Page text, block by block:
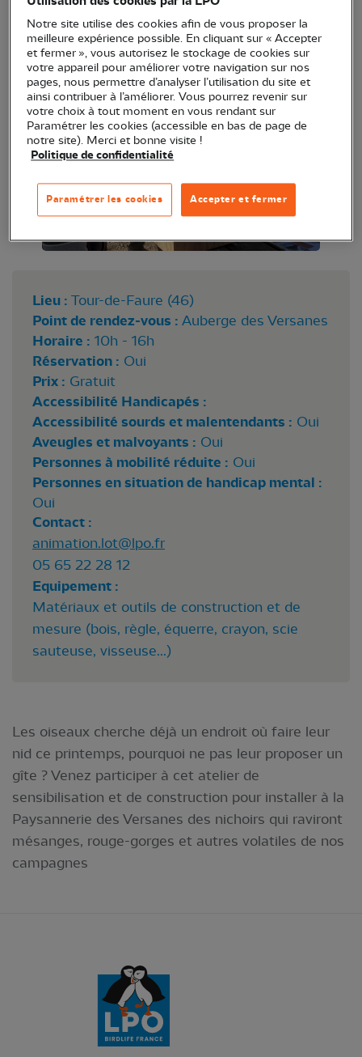
ferme. Les futurs et actuels locataires de Tour de
Faure en seront reconnaissants ! Venez profitez
d'un moment convivial le matin, l'après-midi ou
toute la journée !
Lieu : Tour-de-Faure (46)
Point de rendez-vous : Auberge des Versanes
Horaire : 10h - 16h
Réservation : Oui
Prix : Gratuit
Accessibilité Handicapés :
Accessibilité sourds et malentendants : Oui
Aveugles et malvoyants : Oui
Personnes à mobilité réduite : Oui
Personnes en situation de handicap mental :
Oui
Contact :
animation.lot@lpo.fr
05 65 22 28 12
Equipement :
Matériaux et outils de construction et de
mesure (bois, règle, équerre, crayon, scie
sauteuse, visseuse...)
Les oiseaux cherche déjà un endroit où faire leur
nid ce printemps, pourquoi ne pas leur proposer un
gîte ? Venez participer à cet atelier de
sensibilisation et de construction pour installer à la
Paysannerie des Versanes des nichoirs qui raviront
mésanges, rouge-gorges et autres volatiles de nos
campagnes
Notre site utilise des cookies afin de vous proposer la
meilleure expérience possible. En cliquant sur « Accepter
et fermer », vous autorisez le stockage de cookies sur
votre appareil pour améliorer votre navigation sur nos
pages, nous permettre d’analyser l’utilisation du site et
ainsi contribuer à l’améliorer. Vous pourrez revenir sur
votre choix à tout moment en vous rendant sur
Paramétrer les cookies (accessible en bas de page de
notre site). Merci et bonne visite !
Politique de confidentialité
Accepter et fermer
Paramétrer les cookies